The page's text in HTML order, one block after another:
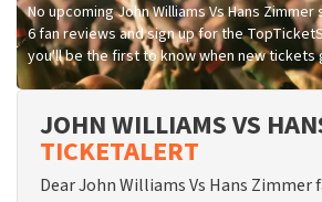
No upcoming John Williams Vs Hans
6 fan reviews and sign up for the
you'll be the first to know when new tickets
JOHN WILLIAMS VS
TICKETALERT
Dear John Williams Vs Hans Zimmer